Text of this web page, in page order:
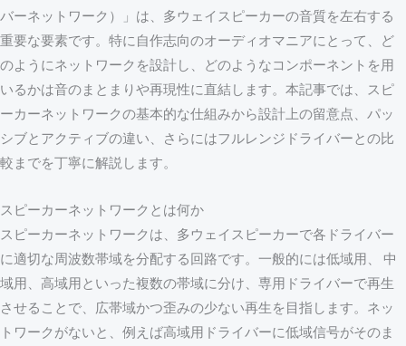
バーネットワーク）」は、多ウェイスピーカーの音質を左右する
重要な要素です。特に自作志向のオーディオマニアにとって、ど
のようにネットワークを設計し、どのようなコンポーネントを用
いるかは音のまとまりや再現性に直結します。本記事では、スピ
ーカーネットワークの基本的な仕組みから設計上の留意点、パッ
シブとアクティブの違い、さらにはフルレンジドライバーとの比
較までを丁寧に解説します。
スピーカーネットワークとは何か
スピーカーネットワークは、多ウェイスピーカーで各ドライバー
に適切な周波数帯域を分配する回路です。一般的には低域用、 中
域用、高域用といった複数の帯域に分け、専用ドライバーで再生
させることで、広帯域かつ歪みの少ない再生を目指します。ネッ
トワークがないと、例えば高域用ドライバーに低域信号がそのま